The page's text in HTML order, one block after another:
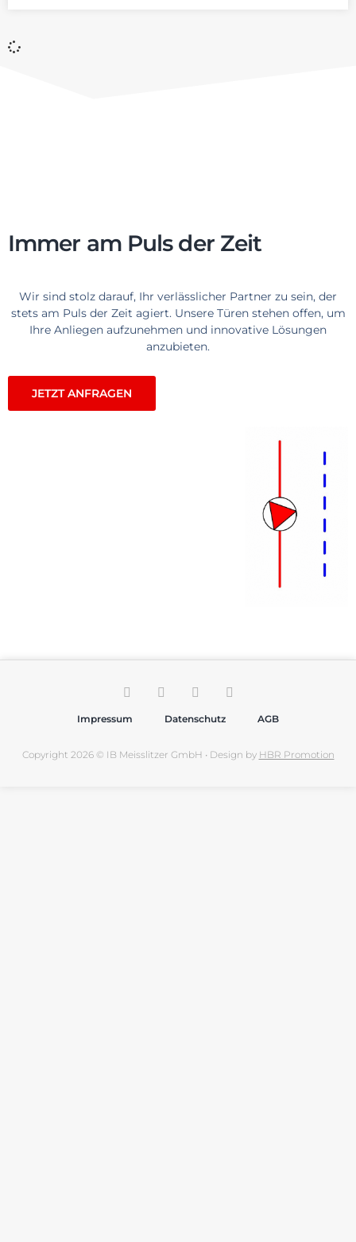
Immer am Puls der Zeit​
Wir sind stolz darauf, Ihr verlässlicher Partner zu sein, der
stets am Puls der Zeit agiert. Unsere Türen stehen offen, um
Ihre Anliegen aufzunehmen und innovative Lösungen
anzubieten.
JETZT ANFRAGEN
Impressum Datenschutz AGB
Copyright 2026 © IB Meisslitzer GmbH • Design by HBR Promotion